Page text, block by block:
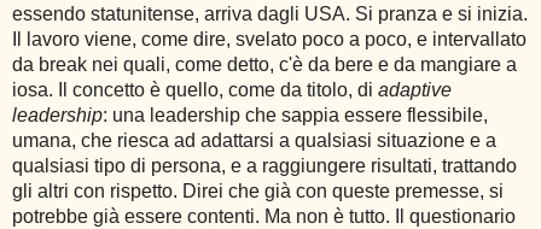
essendo statunitense, arriva dagli USA. Si pranza e si inizia.
Il lavoro viene, come dire, svelato poco a poco, e intervallato
da break nei quali, come detto, c'è da bere e da mangiare a
iosa. Il concetto è quello, come da titolo, di adaptive
leadership: una leadership che sappia essere flessibile,
umana, che riesca ad adattarsi a qualsiasi situazione e a
qualsiasi tipo di persona, e a raggiungere risultati, trattando
gli altri con rispetto. Direi che già con queste premesse, si
potrebbe già essere contenti. Ma non è tutto. Il questionario